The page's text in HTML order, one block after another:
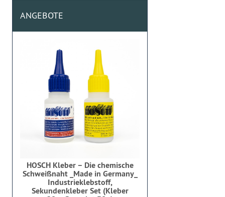
ANGEBOTE
HOSCH Kleber – Die chemische
Schweißnaht _Made in Germany_
Industrieklebstoff,
Sekundenkleber Set (Kleber